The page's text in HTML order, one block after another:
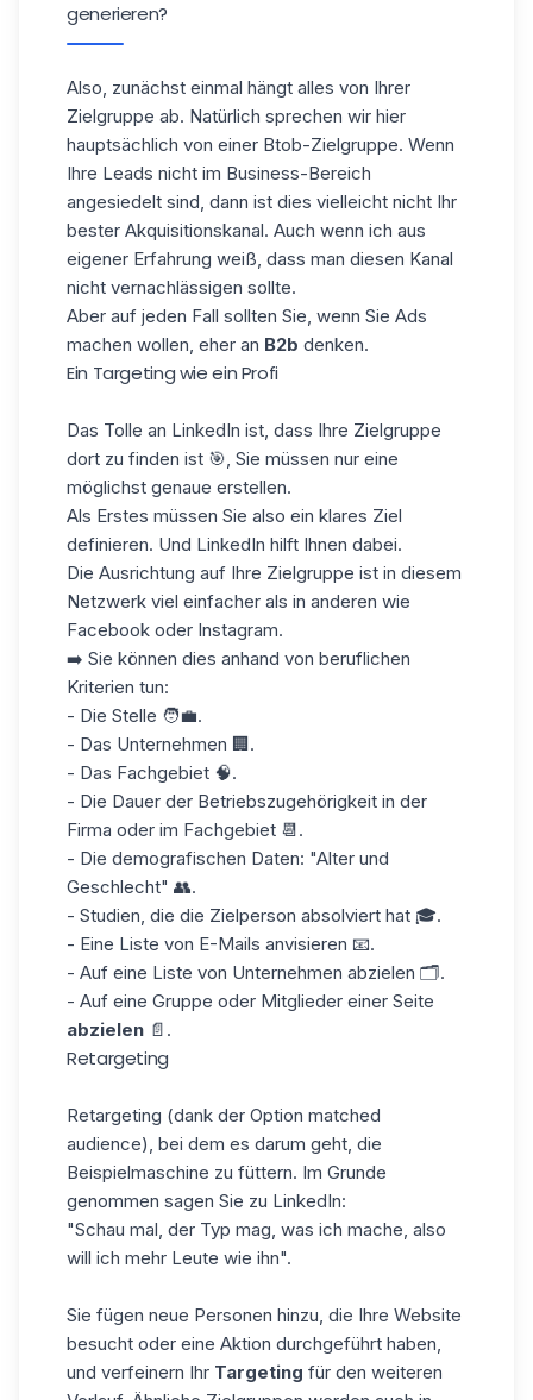
generieren?
Also, zunächst einmal hängt alles von Ihrer
Zielgruppe ab. Natürlich sprechen wir hier
hauptsächlich von einer Btob-Zielgruppe. Wenn
Ihre Leads nicht im Business-Bereich
angesiedelt sind, dann ist dies vielleicht nicht Ihr
bester Akquisitionskanal. Auch wenn ich aus
eigener Erfahrung weiß, dass man diesen Kanal
nicht vernachlässigen sollte.
Aber auf jeden Fall sollten Sie, wenn Sie Ads
machen wollen, eher an B2b denken.
Ein Targeting wie ein Profi
Das Tolle an LinkedIn ist, dass Ihre Zielgruppe
dort zu finden ist 🎯, Sie müssen nur eine
möglichst genaue erstellen.
Als Erstes müssen Sie also ein klares Ziel
definieren. Und LinkedIn hilft Ihnen dabei.
Die Ausrichtung auf Ihre Zielgruppe ist in diesem
Netzwerk viel einfacher als in anderen wie
Facebook oder Instagram.
➡️ Sie können dies anhand von beruflichen
Kriterien tun:
- Die Stelle 🧑‍💼.
- Das Unternehmen 🏢.
- Das Fachgebiet 🧠.
- Die Dauer der Betriebszugehörigkeit in der
Firma oder im Fachgebiet 📆.
- Die demografischen Daten: "Alter und
Geschlecht" 👥.
- Studien, die die Zielperson absolviert hat 🎓.
- Eine Liste von E-Mails anvisieren 📧.
- Auf eine Liste von Unternehmen abzielen 🗂️.
- Auf eine Gruppe oder Mitglieder einer Seite
abzielen 📄.
Retargeting
Retargeting (dank der Option matched
audience), bei dem es darum geht, die
Beispielmaschine zu füttern. Im Grunde
genommen sagen Sie zu LinkedIn:
"Schau mal, der Typ mag, was ich mache, also
will ich mehr Leute wie ihn".
Sie fügen neue Personen hinzu, die Ihre Website
besucht oder eine Aktion durchgeführt haben,
und verfeinern Ihr Targeting für den weiteren